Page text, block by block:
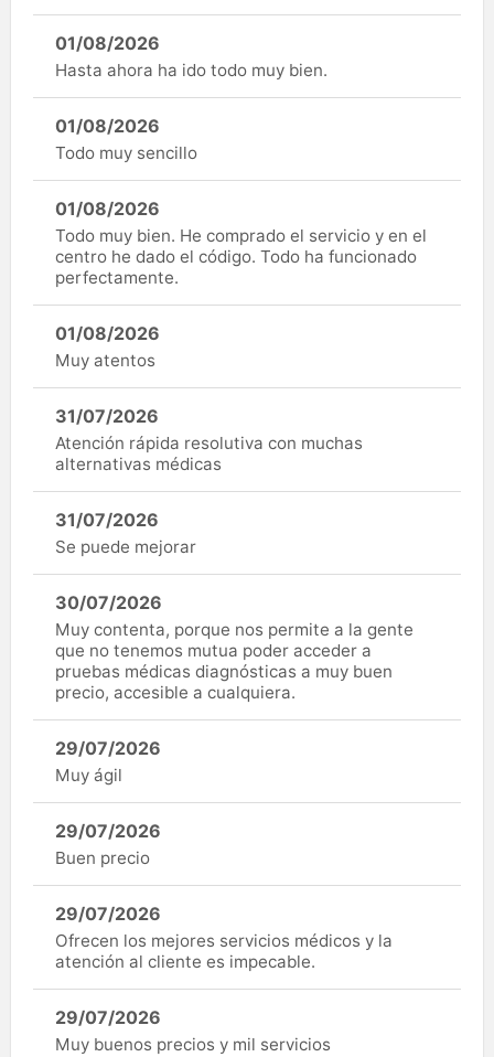
01/08/2026
Hasta ahora ha ido todo muy bien.
01/08/2026
Todo muy sencillo
01/08/2026
Todo muy bien. He comprado el servicio y en el
centro he dado el código. Todo ha funcionado
perfectamente.
01/08/2026
Muy atentos
31/07/2026
Atención rápida resolutiva con muchas
alternativas médicas
31/07/2026
Se puede mejorar
30/07/2026
Muy contenta, porque nos permite a la gente
que no tenemos mutua poder acceder a
pruebas médicas diagnósticas a muy buen
precio, accesible a cualquiera.
29/07/2026
Muy ágil
29/07/2026
Buen precio
29/07/2026
Ofrecen los mejores servicios médicos y la
atención al cliente es impecable.
29/07/2026
Muy buenos precios y mil servicios